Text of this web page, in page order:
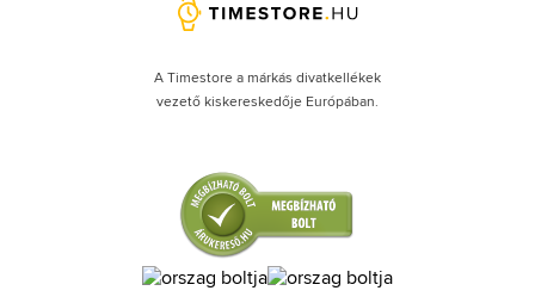
A Timestore a márkás divatkellékek
vezető kiskereskedője Európában.